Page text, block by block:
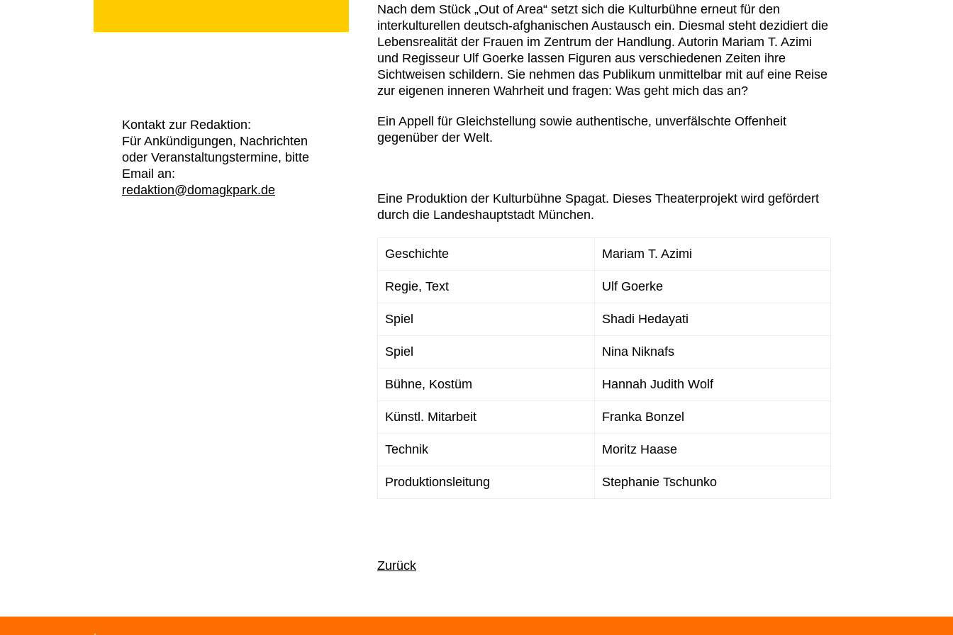
Nach dem Stück „Out of Area“ setzt sich die Kulturbühne erneut für den
interkulturellen deutsch-afghanischen Austausch ein. Diesmal steht dezidiert die
Lebensrealität der Frauen im Zentrum der Handlung. Autorin Mariam T. Azimi
und Regisseur Ulf Goerke lassen Figuren aus verschiedenen Zeiten ihre
Sichtweisen schildern. Sie nehmen das Publikum unmittelbar mit auf eine Reise
zur eigenen inneren Wahrheit und fragen: Was geht mich das an?
Ein Appell für Gleichstellung sowie authentische, unverfälschte Offenheit
gegenüber der Welt.
Eine Produktion der Kulturbühne Spagat. Dieses Theaterprojekt wird gefördert
durch die Landeshauptstadt München.
Geschichte Mariam T. Azimi
Regie, Text Ulf Goerke
Spiel Shadi Hedayati
Spiel Nina Niknafs
Bühne, Kostüm Hannah Judith Wolf
Künstl. Mitarbeit Franka Bonzel
Technik Moritz Haase
Produktionsleitung Stephanie Tschunko
Zurück
Kontakt zur Redaktion:
Für Ankündigungen, Nachrichten
oder Veranstaltungstermine, bitte
Email an:
redaktion@domagkpark.de